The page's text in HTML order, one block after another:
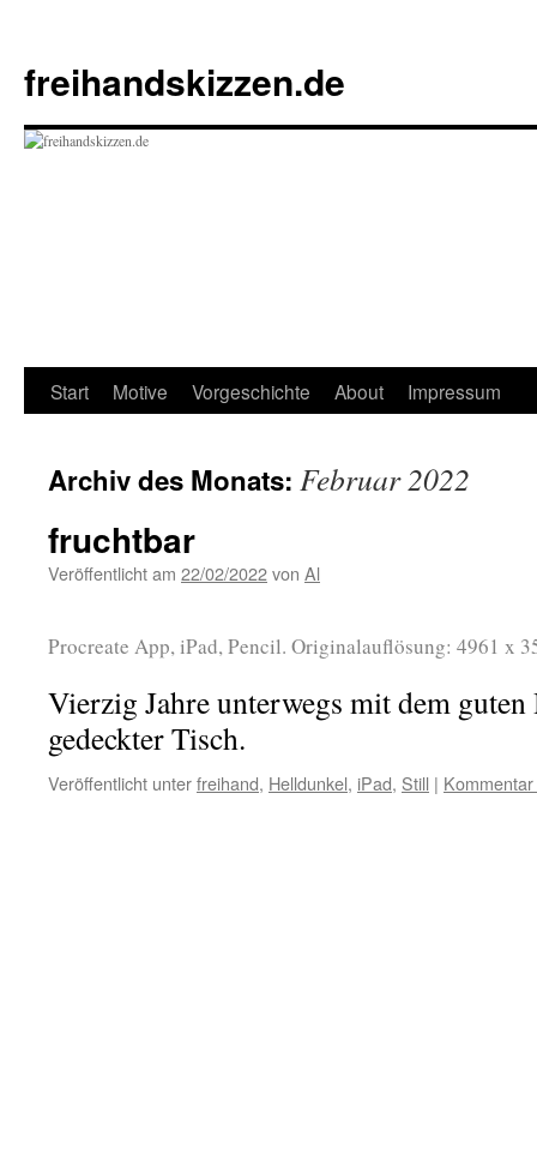
springen
freihandskizzen.de
Start Motive Vorgeschichte About Impressum
Archiv des Monats: Februar 2022
fruchtbar
Veröffentlicht am 22/02/2022von Al
Procreate App, iPad, Pencil. Originalauflösung: 4961 x
Vierzig Jahre unterwegs mit dem
gedeckter Tisch.
Veröffentlicht unterfreihand, Helldunkel, iPad, Still |